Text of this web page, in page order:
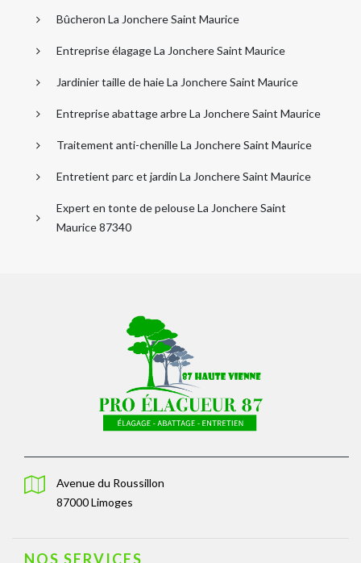
Bûcheron La Jonchere Saint Maurice
Entreprise élagage La Jonchere Saint Maurice
Jardinier taille de haie La Jonchere Saint Maurice
Entreprise abattage arbre La Jonchere Saint Maurice
Traitement anti-chenille La Jonchere Saint Maurice
Entretient parc et jardin La Jonchere Saint Maurice
Expert en tonte de pelouse La Jonchere Saint
Maurice 87340
Avenue du Roussillon
87000 Limoges
NOS SERVICES